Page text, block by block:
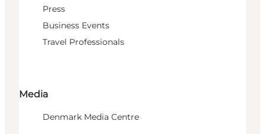
Press
Business Events
Travel Professionals
Media
Denmark Media Centre